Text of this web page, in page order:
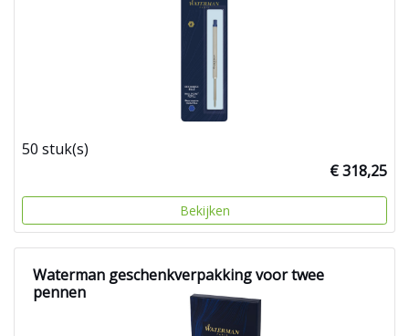
50 stuk(s)
€ 318,25
Bekijken
Waterman geschenkverpakking voor twee
pennen